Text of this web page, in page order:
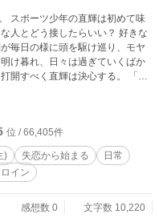
スポーツ少年の直輝は初めて味
け暮れ、日々は過ぎていくばか
すべく直輝は決心する。 「考
、水
！？ さて、これから
。 当作品は、カク
だいております。
位 / 66,405件
) 失恋から始まる
日常
イン
感想数 0
文字数 10,220